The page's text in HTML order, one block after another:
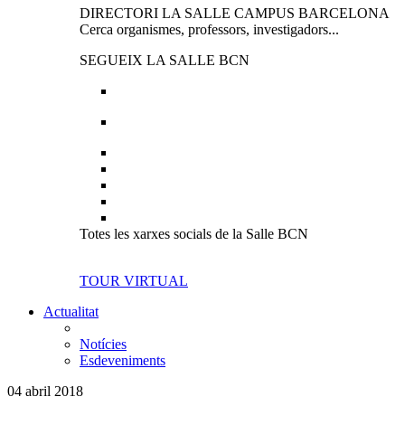
DIRECTORI LA SALLE CAMPUS BARCELONA
Cerca organismes, professors, investigadors...
SEGUEIX LA SALLE BCN
Totes les xarxes socials de la Salle BCN
TOUR VIRTUAL
Actualitat
Notícies
Esdeveniments
04 abril 2018